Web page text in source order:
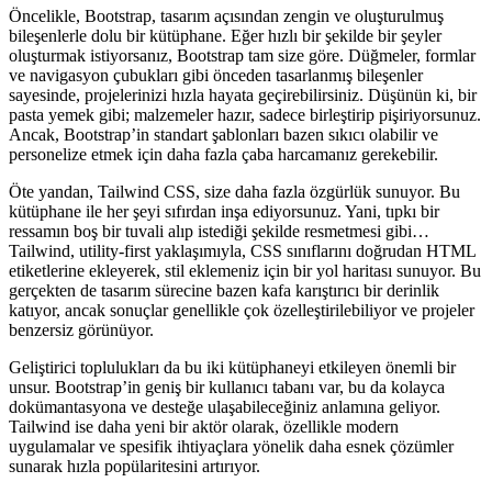
Öncelikle, Bootstrap, tasarım açısından zengin ve oluşturulmuş
bileşenlerle dolu bir kütüphane. Eğer hızlı bir şekilde bir şeyler
oluşturmak istiyorsanız, Bootstrap tam size göre. Düğmeler, formlar
ve navigasyon çubukları gibi önceden tasarlanmış bileşenler
sayesinde, projelerinizi hızla hayata geçirebilirsiniz. Düşünün ki, bir
pasta yemek gibi; malzemeler hazır, sadece birleştirip pişiriyorsunuz.
Ancak, Bootstrap’in standart şablonları bazen sıkıcı olabilir ve
personelize etmek için daha fazla çaba harcamanız gerekebilir.
Öte yandan, Tailwind CSS, size daha fazla özgürlük sunuyor. Bu
kütüphane ile her şeyi sıfırdan inşa ediyorsunuz. Yani, tıpkı bir
ressamın boş bir tuvali alıp istediği şekilde resmetmesi gibi…
Tailwind, utility-first yaklaşımıyla, CSS sınıflarını doğrudan HTML
etiketlerine ekleyerek, stil eklemeniz için bir yol haritası sunuyor. Bu
gerçekten de tasarım sürecine bazen kafa karıştırıcı bir derinlik
katıyor, ancak sonuçlar genellikle çok özelleştirilebiliyor ve projeler
benzersiz görünüyor.
Geliştirici toplulukları da bu iki kütüphaneyi etkileyen önemli bir
unsur. Bootstrap’in geniş bir kullanıcı tabanı var, bu da kolayca
dokümantasyona ve desteğe ulaşabileceğiniz anlamına geliyor.
Tailwind ise daha yeni bir aktör olarak, özellikle modern
uygulamalar ve spesifik ihtiyaçlara yönelik daha esnek çözümler
sunarak hızla popülaritesini artırıyor.